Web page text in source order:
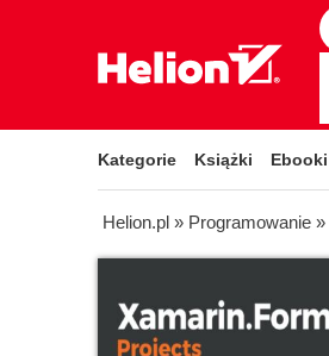
Kategorie Książki Ebooki
Helion.pl » Programowanie »